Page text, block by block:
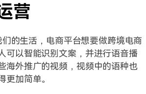
营
的生活，电商平台想要做跨境电商
可以智能识别文案，并进行语音播
海外推广的视频，视频中的语种也
加简单。